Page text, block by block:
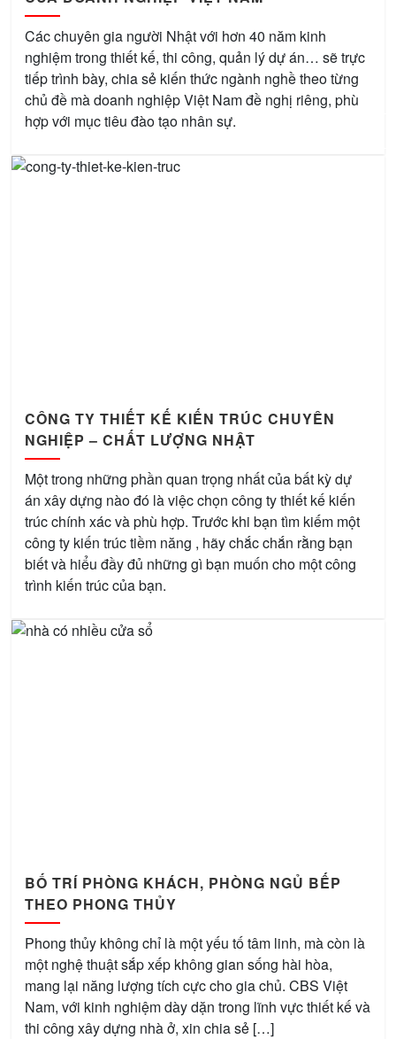
Các chuyên gia người Nhật với hơn 40 năm kinh
nghiệm trong thiết kế, thi công, quản lý dự án… sẽ trực
tiếp trình bày, chia sẻ kiến thức ngành nghề theo từng
chủ đề mà doanh nghiệp Việt Nam đề nghị riêng, phù
hợp với mục tiêu đào tạo nhân sự.
CÔNG TY THIẾT KẾ KIẾN TRÚC CHUYÊN
NGHIỆP – CHẤT LƯỢNG NHẬT
Một trong những phần quan trọng nhất của bất kỳ dự
án xây dựng nào đó là việc chọn công ty thiết kế kiến ​​
trúc chính xác và phù hợp. Trước khi bạn tìm kiếm một
công ty kiến ​​trúc tiềm năng , hãy chắc chắn rằng bạn
biết và hiểu đầy đủ những gì bạn muốn cho một công
trình kiến trúc của bạn.
BỐ TRÍ PHÒNG KHÁCH, PHÒNG NGỦ BẾP
THEO PHONG THỦY
Phong thủy không chỉ là một yếu tố tâm linh, mà còn là
một nghệ thuật sắp xếp không gian sống hài hòa,
mang lại năng lượng tích cực cho gia chủ. CBS Việt
Nam, với kinh nghiệm dày dặn trong lĩnh vực thiết kế và
thi công xây dựng nhà ở, xin chia sẻ […]